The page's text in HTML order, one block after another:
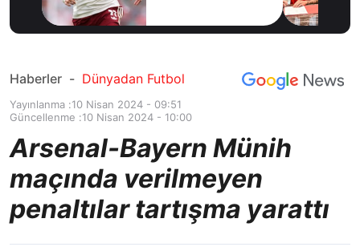
Haberler - Dünyadan Futbol
Yayınlanma :10 Nisan 2024 - 09:51
Güncellenme :10 Nisan 2024 - 10:00
Arsenal-Bayern Münih
maçında verilmeyen
penaltılar tartışma yarattı